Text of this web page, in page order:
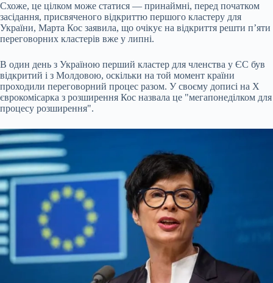
Схоже, це цілком може статися — принаймні, перед початком
засідання, присвяченого відкриттю першого кластеру для
України, Марта Кос заявила, що очікує на відкриття решти п’яти
переговорних кластерів вже у липні.
В один день з Україною перший кластер для членства у ЄС був
відкритий і з Молдовою, оскільки на той момент країни
проходили переговорний процес разом. У своєму дописі на Х
єврокомісарка з розширення Кос назвала це "мегапонеділком для
процесу розширення".